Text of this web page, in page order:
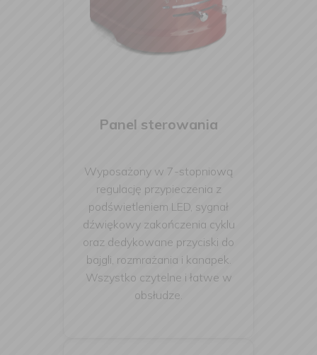
Panel sterowania
Wyposażony w 7-stopniową
regulację przypieczenia z
podświetleniem LED, sygnał
dźwiękowy zakończenia cyklu
oraz dedykowane przyciski do
bajgli, rozmrażania i kanapek.
Wszystko czytelne i łatwe w
obsłudze.